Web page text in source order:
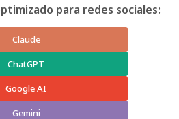
para redes sociales:
Claude
ChatGPT
Google AI
Gemini